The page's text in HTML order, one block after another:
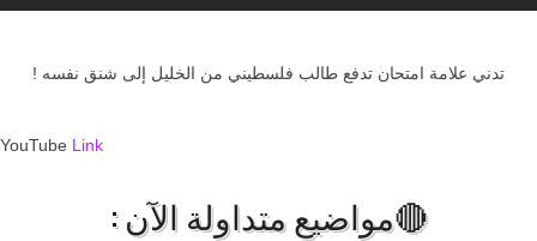
تدني علامة امتحان تدفع طالب فلسطيني من الخليل إلى شنق نفسه !
YouTube Link
🔴مواضيع متداولة الآن :